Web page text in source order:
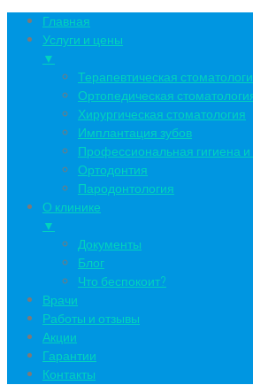
Главная
Услуги и цены
▼
Терапевтическая
Ортопедическая
Хирургическая стоматология
Имплантация зубов
Профессиональная гигиена
Ортодонтия
Пародонтология
О клинике
▼
Документы
Блог
Что беспокоит?
Врачи
Работы и отзывы
Акции
Гарантии
Контакты